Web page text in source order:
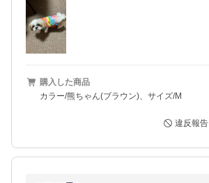
購入した商品
カラー/熊ちゃん(ブラウン)、サイズ/M
違反報告